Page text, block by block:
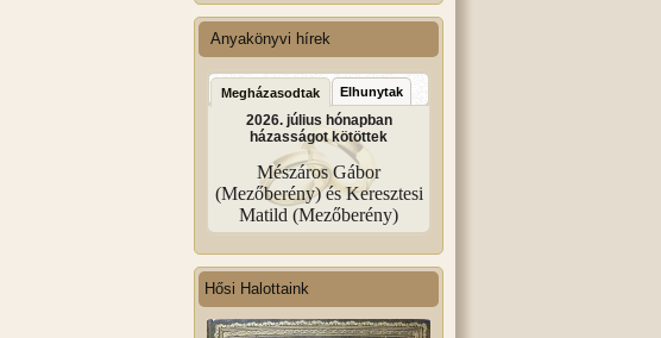
Anyakönyvi hírek
Megházasodtak Elhunytak
2026. július hónapban
házasságot kötöttek
Mészáros Gábor
(Mezőberény) és Keresztesi
Matild (Mezőberény)
Hősi Halottaink